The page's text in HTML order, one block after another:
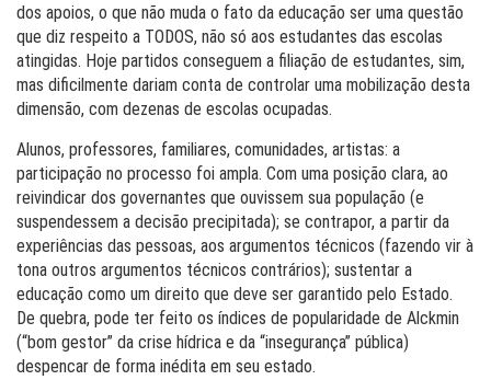
dos apoios, o que não muda o fato da educação ser uma questão
que diz respeito a TODOS, não só aos estudantes das escolas
atingidas. Hoje partidos conseguem a filiação de estudantes, sim,
mas dificilmente dariam conta de controlar uma mobilização desta
dimensão, com dezenas de escolas ocupadas.
Alunos, professores, familiares, comunidades, artistas: a
participação no processo foi ampla. Com uma posição clara, ao
reivindicar dos governantes que ouvissem sua população (e
suspendessem a decisão precipitada); se contrapor, a partir da
experiências das pessoas, aos argumentos técnicos (fazendo vir à
tona outros argumentos técnicos contrários); sustentar a
educação como um direito que deve ser garantido pelo Estado.
De quebra, pode ter feito os índices de popularidade de Alckmin
(“bom gestor” da crise hídrica e da “insegurança” pública)
despencar de forma inédita em seu estado.